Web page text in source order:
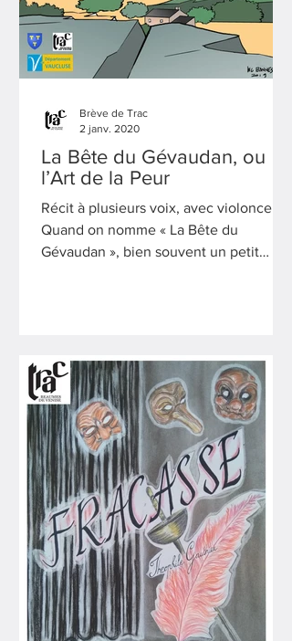
La Bête du Gévaudan, ou
l’Art de la Peur
Récit à plusieurs voix, avec violoncelle
Quand on nomme « La Bête du
Gévaudan », bien souvent un petit
Brève de Trac
2 janv. 2020